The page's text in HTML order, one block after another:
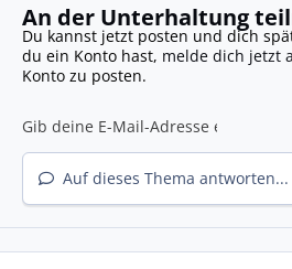
An der Unterhaltung
Du kannst jetzt posten und dich
du ein Konto hast, melde dich jetzt
Konto zu posten.
Auf dieses Thema antworten...